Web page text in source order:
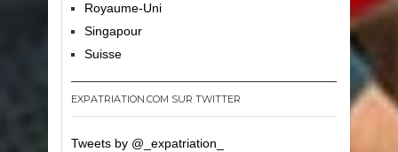
Royaume-Uni
Singapour
Suisse
EXPATRIATION.COM SUR TWITTER
Tweets by @_expatriation_